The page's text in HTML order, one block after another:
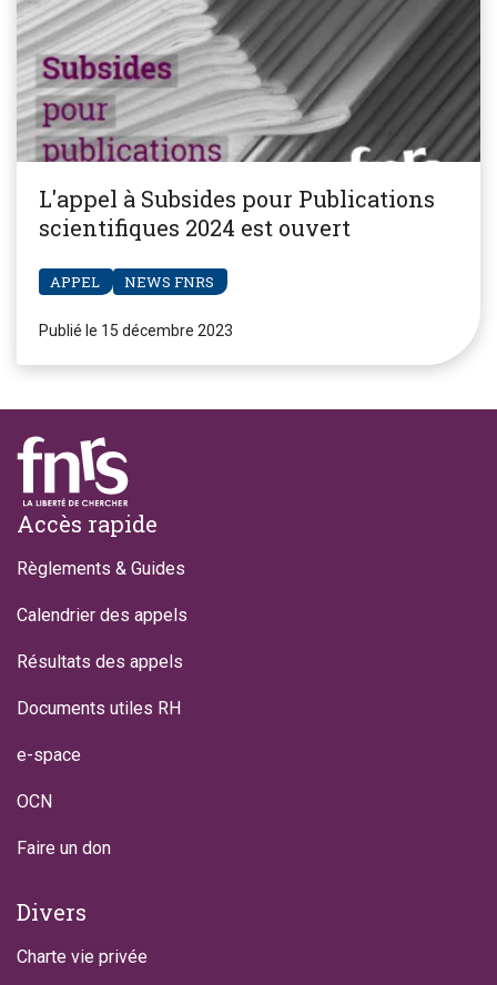
L'appel à Subsides pour Publications
scientifiques 2024 est ouvert
APPEL NEWS FNRS
Publié le 15 décembre 2023
Footer
Accès rapide
Règlements & Guides
Calendrier des appels
Résultats des appels
Documents utiles RH
e-space
OCN
Faire un don
Divers
Charte vie privée